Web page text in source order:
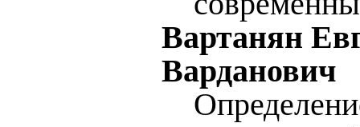
Вартанян
Варданович